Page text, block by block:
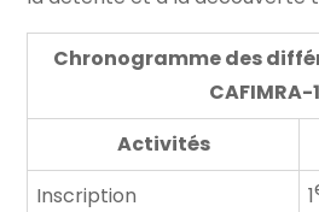
Chronogramme des
CAFIMRA-
Activités
Inscription
1